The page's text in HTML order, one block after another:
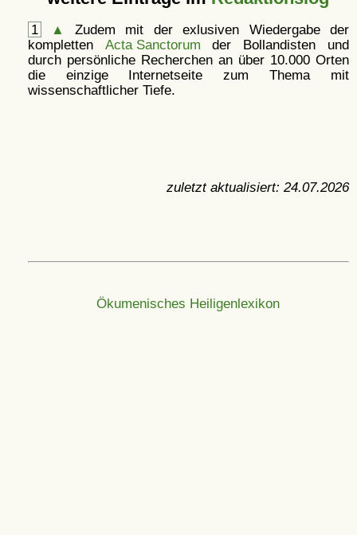
1 ▲
Zudem mit der exlusiven Wiedergabe der
kompletten Acta Sanctorum der Bollandisten und
durch persönliche Recherchen an über 10.000 Orten
die einzige Internetseite zum Thema mit
wissenschaftlicher Tiefe.
zuletzt aktualisiert: 24.07.2026
Ökumenisches Heiligenlexikon